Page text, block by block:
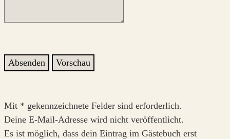
Mit * gekennzeichnete Felder sind erforderlich.
Deine E-Mail-Adresse wird nicht veröffentlicht.
Es ist möglich, dass dein Eintrag im Gästebuch erst